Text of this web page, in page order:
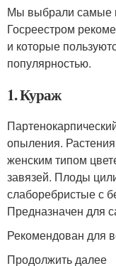
Мы выбрали самые
Госреестром
и которые
популярностью.
1. Кураж
опыления.
женским типом
завязей. Плоды
слаборебристые с
Предназначен для
Рекомендован для
Продолжить далее